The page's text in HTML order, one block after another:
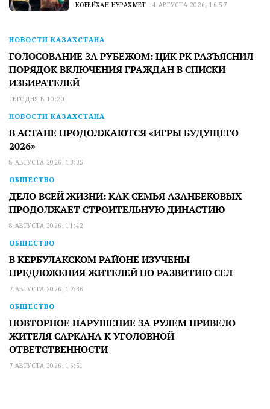
КОБЕЙХАН НУРАХМЕТ 4 АВГУСТА 2026, 16:57
НОВОСТИ КАЗАХСТАНА
ГОЛОСОВАНИЕ ЗА РУБЕЖОМ: ЦИК РК РАЗЪЯСНИЛ
ПОРЯДОК ВКЛЮЧЕНИЯ ГРАЖДАН В СПИСКИ
ИЗБИРАТЕЛЕЙ
СЕГОДНЯ В 10:20
НОВОСТИ КАЗАХСТАНА
В АСТАНЕ ПРОДОЛЖАЮТСЯ «ИГРЫ БУДУЩЕГО
2026»
8 АВГУСТА 2026, 13:35
ОБЩЕСТВО
ДЕЛО ВСЕЙ ЖИЗНИ: КАК СЕМЬЯ АЗАНБЕКОВЫХ
ПРОДОЛЖАЕТ СТРОИТЕЛЬНУЮ ДИНАСТИЮ
8 АВГУСТА 2026, 11:42
ОБЩЕСТВО
В КЕРБУЛАКСКОМ РАЙОНЕ ИЗУЧЕНЫ
ПРЕДЛОЖЕНИЯ ЖИТЕЛЕЙ ПО РАЗВИТИЮ СЕЛ
7 АВГУСТА 2026, 17:36
ОБЩЕСТВО
ПОВТОРНОЕ НАРУШЕНИЕ ЗА РУЛЕМ ПРИВЕЛО
ЖИТЕЛЯ САРКАНА К УГОЛОВНОЙ
ОТВЕТСТВЕННОСТИ
7 АВГУСТА 2026, 16:51